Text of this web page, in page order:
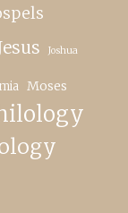
Joshua
Moses